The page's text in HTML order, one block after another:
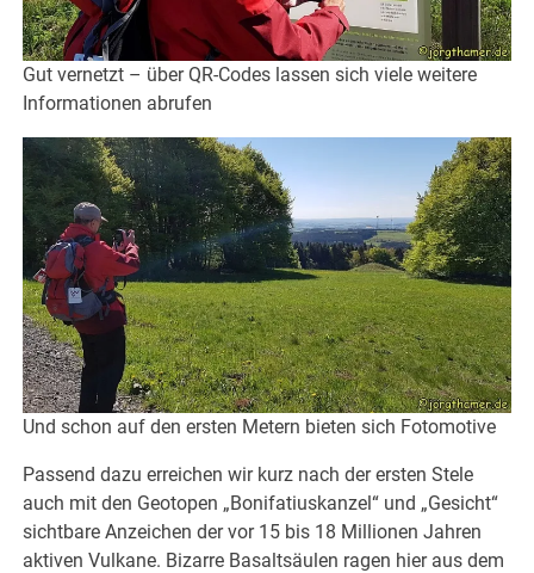
Gut vernetzt – über QR-Codes lassen sich viele weitere
Informationen abrufen
Und schon auf den ersten Metern bieten sich Fotomotive
Passend dazu erreichen wir kurz nach der ersten Stele
auch mit den Geotopen „Bonifatiuskanzel“ und „Gesicht“
sichtbare Anzeichen der vor 15 bis 18 Millionen Jahren
aktiven Vulkane. Bizarre Basaltsäulen ragen hier aus dem